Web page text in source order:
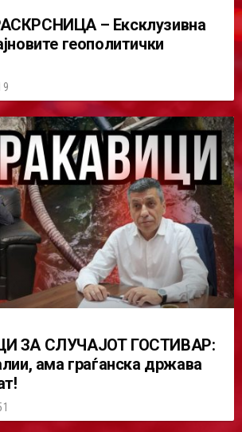
– Ексклузивна
геополитички
ЗА СЛУЧАЈОТ ГОСТИВАР:
ама граѓанска држава